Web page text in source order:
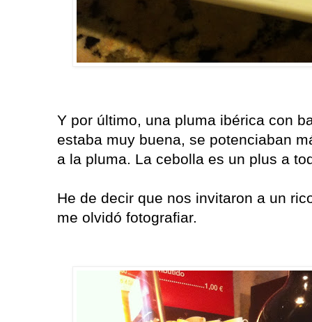
Y por último, una pluma ibérica con
estaba muy buena, se potenciaban
a la pluma. La cebolla es un plus a
He de decir que nos invitaron a un
me olvidó fotografiar.